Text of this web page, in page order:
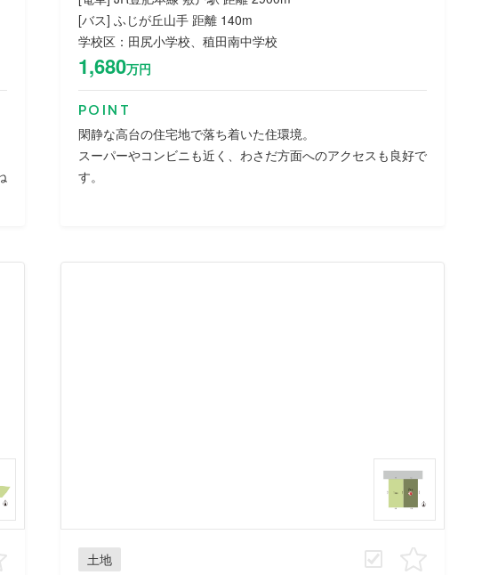
[バス] ふじが丘山手 距離 140m
学校区：田尻小学校、稙田南中学校
1,680万円
POINT
閑静な高台の住宅地で落ち着いた住環境。
スーパーやコンビニも近く、わさだ方面へのアクセスも良好で
す。
土地